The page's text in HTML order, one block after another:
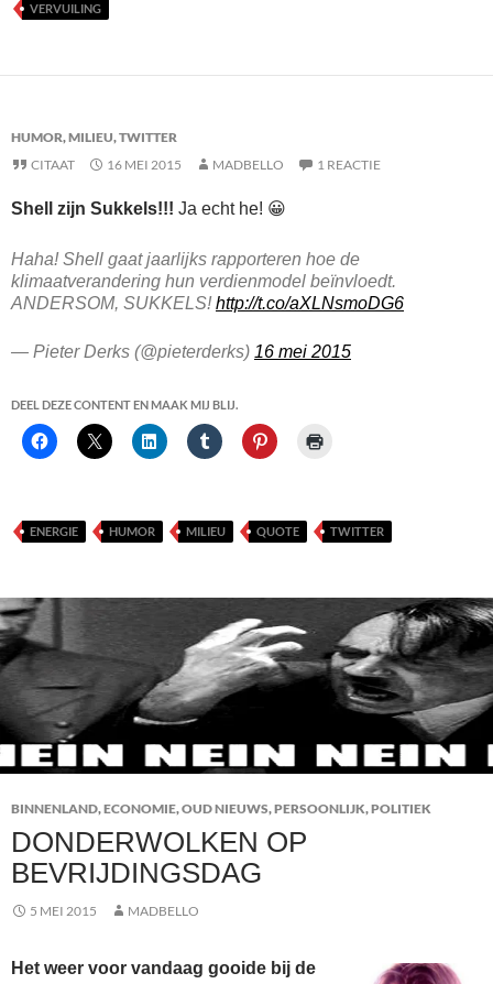
VERVUILING
HUMOR,MILIEU,TWITTER
CITAAT
16 MEI 2015 MADBELLO 1 REACTIE
Shell zijn Sukkels!!! Ja echt he! 😀
Haha! Shell gaat jaarlijks rapporteren hoe de
klimaatverandering hun verdienmodel beïnvloedt.
ANDERSOM, SUKKELS!http://t.co/aXLNsmoDG6
— Pieter Derks (@pieterderks) 16 mei 2015
DEEL DEZE CONTENT EN MAAK MIJ BLIJ.
ENERGIE HUMOR MILIEU QUOTE TWITTER
BINNENLAND,ECONOMIE,OUD NIEUWS,PERSOONLIJK,POLITIEK
DONDERWOLKEN OP
BEVRIJDINGSDAG
5 MEI 2015 MADBELLO
Het weer voor vandaag gooide bij de